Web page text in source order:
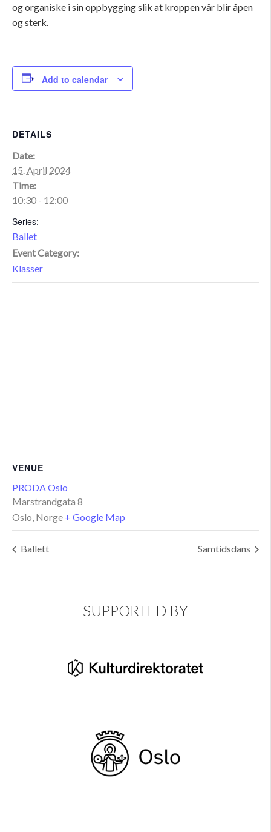
og organiske i sin oppbygging slik at kroppen vår blir åpen
og sterk.
Add to calendar
DETAILS
Date:
15. April 2024
Time:
10:30 - 12:00
Series:
Ballet
Event Category:
Klasser
VENUE
PRODA Oslo
Marstrandgata 8
Oslo, Norge + Google Map
Ballett Samtidsdans
SUPPORTED BY